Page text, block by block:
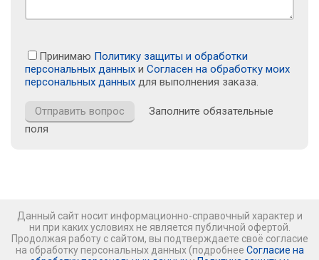
Принимаю Политику защиты и обработки
персональных данных и Согласен на обработку моих
персональных данных для выполнения заказа.
Заполните обязательные
поля
Данный сайт носит информационно-справочный характер и
ни при каких условиях не является публичной офертой.
Продолжая работу с сайтом, вы подтверждаете своё согласие
на обработку персональных данных (подробнее Согласие на